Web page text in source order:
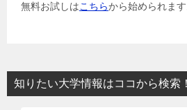
無料お試しはこちらから始められます
知りたい大学情報はココから検索！